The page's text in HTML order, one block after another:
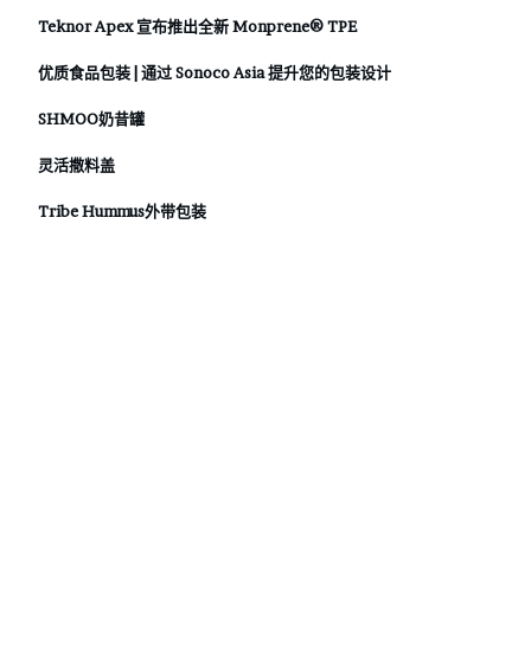
Teknor Apex 宣布推出全新 Monprene® TPE
优质食品包装 | 通过 Sonoco Asia 提升您的包装设计
SHMOO奶昔罐
灵活撒料盖
Tribe Hummus外带包装